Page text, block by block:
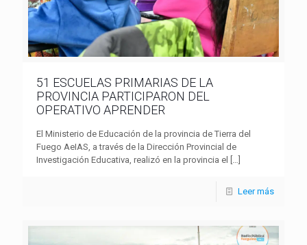
51 ESCUELAS PRIMARIAS DE LA
PROVINCIA PARTICIPARON DEL
OPERATIVO APRENDER
El Ministerio de Educación de la provincia de Tierra del
Fuego AeIAS, a través de la Dirección Provincial de
Investigación Educativa, realizó en la provincia el […]
Leer más